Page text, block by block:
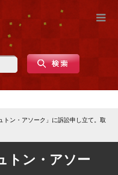
トン・アソーク」に訴訟申し立て。取
トン・アソー